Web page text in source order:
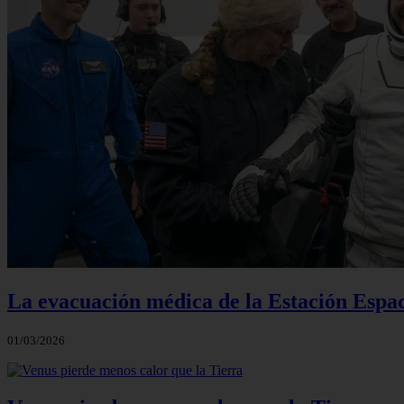
La evacuación médica de la Estación
01/03/2026